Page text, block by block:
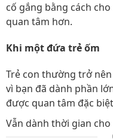
cố gắng bằng cách
quan tâm hơn.
Khi một đứa trẻ ốm
Trẻ con thường trở
vì bạn đã dành phần
được quan tâm đặc
Vẫn dành thời gian